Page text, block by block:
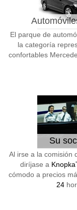
El parque de
la categoría
confortables
Su
Al irse a la comisión
diríjase a
cómodo a precios
24